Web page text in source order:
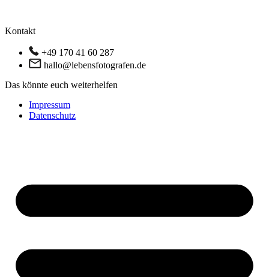
Kontakt
+49 170 41 60 287
hallo@lebensfotografen.de
Das könnte euch weiterhelfen
Impressum
Datenschutz